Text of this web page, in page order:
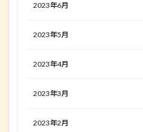
2023年6月
2023年5月
2023年4月
2023年3月
2023年2月